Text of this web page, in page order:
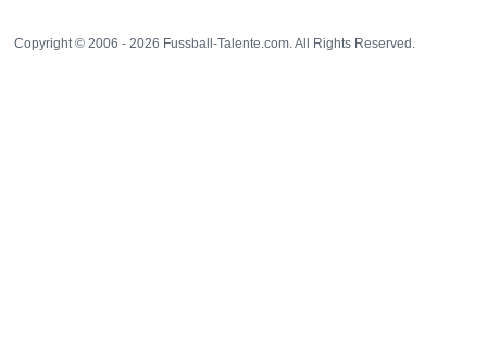
Copyright © 2006 - 2026 Fussball-Talente.com. All Rights Reserved.